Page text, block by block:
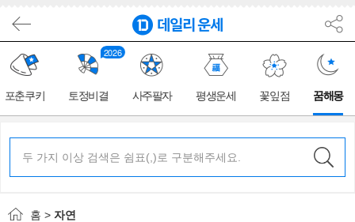
포춘쿠키
2026
토정비결 사주팔자 평생운세 꽃잎점 꿈해몽
홈 > 자연